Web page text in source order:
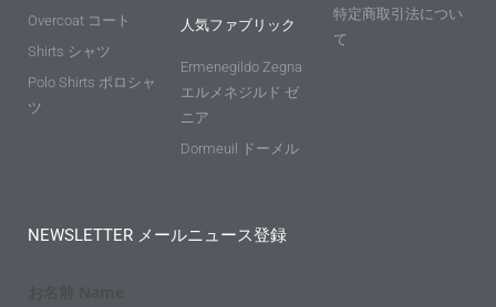
Overcoat コート
Shirts シャツ
Polo Shirts ポロシャ
ツ
人気ファブリック
Ermenegildo Zegna
エルメネジルド ゼ
ニア
Dormeuil ドーメル
特定商取引法につい
て
NEWSLETTER メールニュース登録